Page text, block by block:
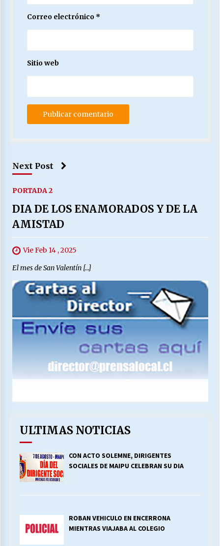
Correo electrónico *
Sitio web
Next Post
PORTADA 2
DIA DE LOS ENAMORADOS Y DE LA
AMISTAD
Vie Feb 14 , 2025
El mes de San Valentín […]
ULTIMAS NOTICIAS
CON ACTO SOLEMNE, DIRIGENTES
SOCIALES DE MAIPU CELEBRAN SU DIA
ROBAN VEHICULO EN ENCERRONA
MIENTRAS VIAJABA AL COLEGIO